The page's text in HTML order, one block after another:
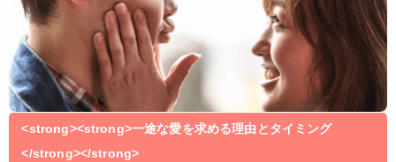
<strong><strong>一途な愛を求める理由とタイミング
</strong></strong>